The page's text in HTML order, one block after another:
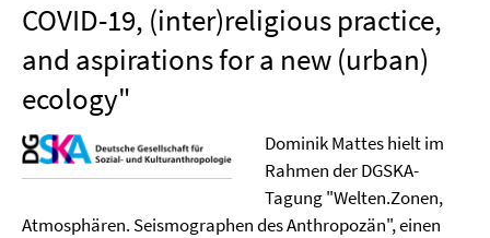
COVID-19, (inter)religious practice,
and aspirations for a new (urban)
ecology"
Dominik Mattes hielt im
Rahmen der DGSKA-
Tagung "Welten.Zonen,
Atmosphären. Seismographen des Anthropozän", einen